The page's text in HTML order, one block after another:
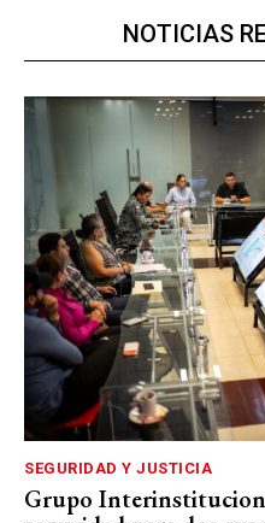
NOTICIAS
SEGURIDAD Y JUSTICIA
Grupo